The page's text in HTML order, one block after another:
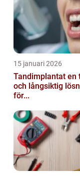
15 januari 2026
Tandimplantat en trygg
och långsiktig
för...